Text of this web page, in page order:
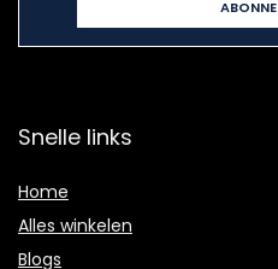
Snelle links
Home
Alles winkelen
Blogs